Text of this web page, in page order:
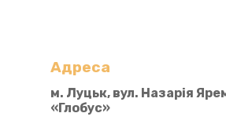
Адреса
м. Луцьк, вул. Назарія
«Глобус»